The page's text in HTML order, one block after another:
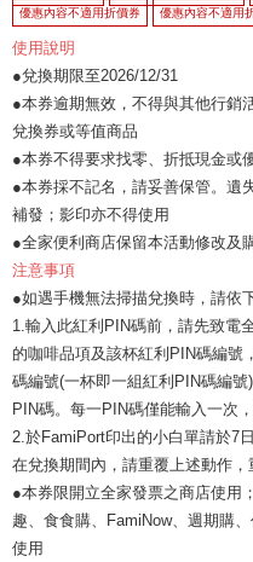
優惠內容不適用折價券
優惠內容不適用
使用說明
●兌換期限至2026/12/31
●本券逾期無效，不得與其他行銷
兌換券或等值商品
●本券不得要求找零、折抵現金或
●本券採不記名，請妥善保管。遺
補發；影印亦不得使用
●全家便利商店保留本活動修改及
注意事項
●如遇手機無法掃描兌換時，請依
1.輸入此紅利PIN碼前，請先致電
的咖啡品項及該杯紅利PIN碼編號
碼編號(一杯即一組紅利PIN碼編
PIN碼。每一PIN碼僅能輸入一次
2.於FamiPort印出的小白單請於7
在兌換期間內，請重覆上述動作
●本券限開立全家發票之商店使用
趣、食食購、FamiNow、週期購
使用